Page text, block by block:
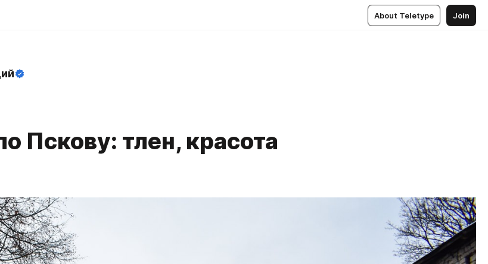
About Teletype Join
Пскову: тлен, красота